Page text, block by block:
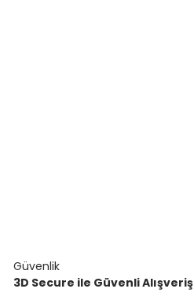
Güvenlik
3D Secure ile Güvenli Alışveriş